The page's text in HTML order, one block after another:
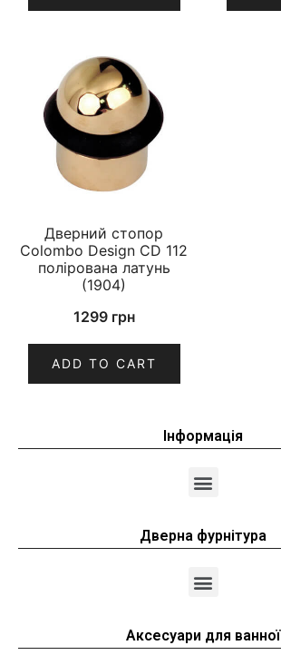
Дверний стопор
Colombo Design CD 112
полірована латунь
(1904)
1299 грн
ADD TO CART
Інформація
Дверна фурнітура
Аксесуари для ванної